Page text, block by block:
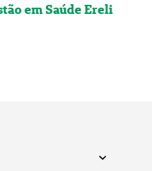
em Saúde Ereli